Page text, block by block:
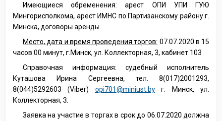
Имеющиеся обременения: арест ОПИ УПИ ГУЮ
Мингорисполкома, арест ИМНС по Партизанскому району г.
Минска, договоры аренды.
Место, дата и время проведения торгов: 07.07.2020 в 15
часов 00 минут, г.Минск, ул. Коллекторная, 3, кабинет 103
Справочная информация: судебный исполнитель
Куташова Ирина Сергеевна, тел. 8(017)2001293,
8(044)5292603 (Viber) opi701@miniust.byг. Минск, ул.
Коллекторная, 3.
Заявка на участие в торгах в срок до 06.07.2020 должна